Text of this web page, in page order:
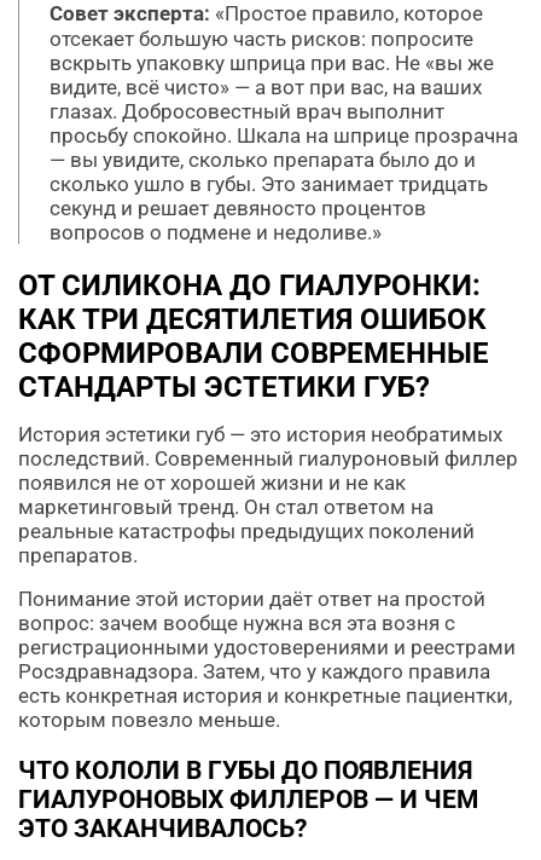
Совет эксперта: «Простое правило, которое
отсекает большую часть рисков: попросите
вскрыть упаковку шприца при вас. Не «вы же
видите, всё чисто» — а вот при вас, на ваших
глазах. Добросовестный врач выполнит
просьбу спокойно. Шкала на шприце прозрачна
— вы увидите, сколько препарата было до и
сколько ушло в губы. Это занимает тридцать
секунд и решает девяносто процентов
вопросов о подмене и недоливе.»
ОТ СИЛИКОНА ДО ГИАЛУРОНКИ:
КАК ТРИ ДЕСЯТИЛЕТИЯ ОШИБОК
СФОРМИРОВАЛИ СОВРЕМЕННЫЕ
СТАНДАРТЫ ЭСТЕТИКИ ГУБ?
История эстетики губ — это история необратимых
последствий. Современный гиалуроновый филлер
появился не от хорошей жизни и не как
маркетинговый тренд. Он стал ответом на
реальные катастрофы предыдущих поколений
препаратов.
Понимание этой истории даёт ответ на простой
вопрос: зачем вообще нужна вся эта возня с
регистрационными удостоверениями и реестрами
Росздравнадзора. Затем, что у каждого правила
есть конкретная история и конкретные пациентки,
которым повезло меньше.
ЧТО КОЛОЛИ В ГУБЫ ДО ПОЯВЛЕНИЯ
ГИАЛУРОНОВЫХ ФИЛЛЕРОВ — И ЧЕМ
ЭТО ЗАКАНЧИВАЛОСЬ?